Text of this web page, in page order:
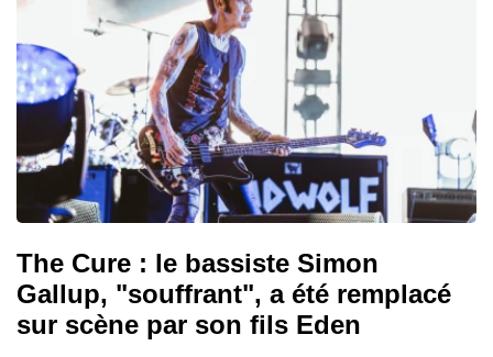
The Cure : le bassiste Simon
Gallup, "souffrant", a été remplacé
sur scène par son fils Eden